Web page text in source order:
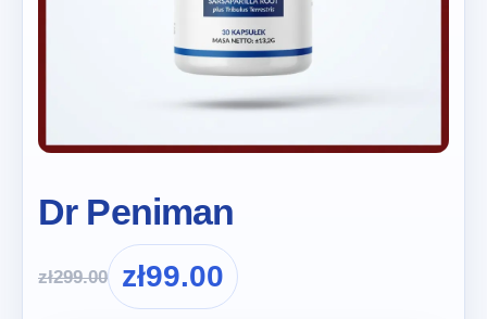
Dr Peniman
zł299.00 zł99.00